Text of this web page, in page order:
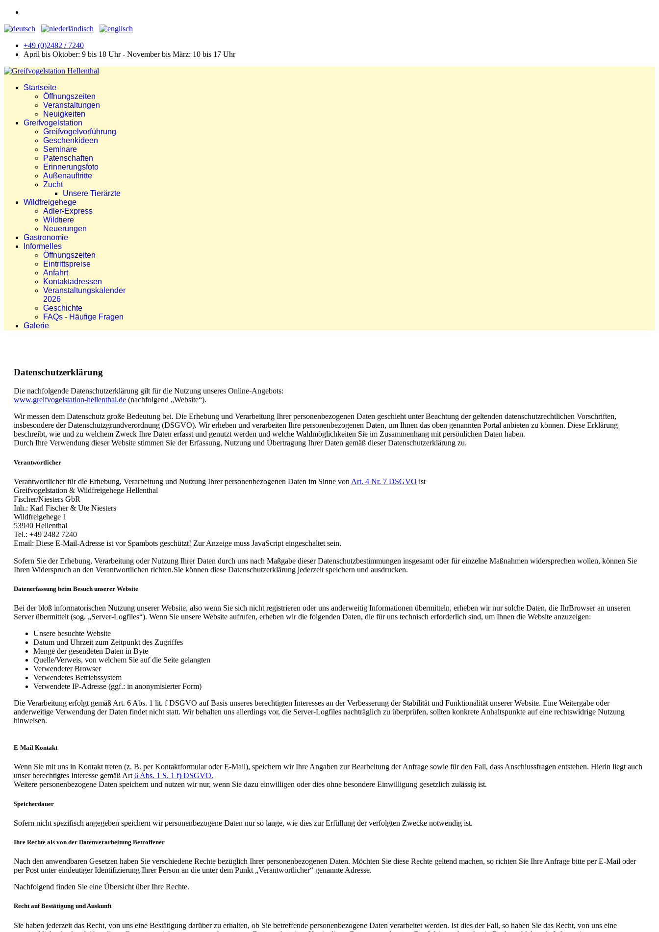
+49 (0)2482 / 7240
April bis Oktober: 9 bis 18 Uhr - November bis März: 10 bis 17 Uhr
Startseite
Öffnungszeiten
Veranstaltungen
Neuigkeiten
Greifvogelstation
Greifvogelvorführung
Geschenkideen
Seminare
Patenschaften
Erinnerungsfoto
Außenauftritte
Zucht
Unsere Tierärzte
Wildfreigehege
Adler-Express
Wildtiere
Neuerungen
Gastronomie
Informelles
Öffnungszeiten
Eintrittspreise
Anfahrt
Kontaktadressen
Veranstaltungskalender
2026
Geschichte
FAQs - Häufige Fragen
Galerie
Datenschutzerklärung
Die nachfolgende Datenschutzerklärung gilt für die Nutzung unseres Online-Angebots:
www.greifvogelstation-hellenthal.de (nachfolgend „Website“).
Wir messen dem Datenschutz große Bedeutung bei. Die Erhebung und Verarbeitung Ihrer personenbezogenen Daten geschieht unter Beachtung der geltenden datenschutzrechtlichen Vorschriften,
insbesondere der Datenschutzgrundverordnung (DSGVO). Wir erheben und verarbeiten Ihre personenbezogenen Daten, um Ihnen das oben genannten Portal anbieten zu können. Diese Erklärung
beschreibt, wie und zu welchem Zweck Ihre Daten erfasst und genutzt werden und welche Wahlmöglichkeiten Sie im Zusammenhang mit persönlichen Daten haben.
Durch Ihre Verwendung dieser Website stimmen Sie der Erfassung, Nutzung und Übertragung Ihrer Daten gemäß dieser Datenschutzerklärung zu.
Verantwortlicher
Verantwortlicher für die Erhebung, Verarbeitung und Nutzung Ihrer personenbezogenen Daten im Sinne von Art. 4 Nr. 7 DSGVO ist
Greifvogelstation & Wildfreigehege Hellenthal
Fischer/Niesters GbR
Inh.: Karl Fischer & Ute Niesters
Wildfreigehege 1
53940 Hellenthal
Tel.: +49 2482 7240
Email: Diese E-Mail-Adresse ist vor Spambots geschützt! Zur Anzeige muss JavaScript eingeschaltet sein.
Sofern Sie der Erhebung, Verarbeitung oder Nutzung Ihrer Daten durch uns nach Maßgabe dieser Datenschutzbestimmungen insgesamt oder für einzelne Maßnahmen widersprechen wollen, können Sie
Ihren Widerspruch an den Verantwortlichen richten.Sie können diese Datenschutzerklärung jederzeit speichern und ausdrucken.
Datenerfassung beim Besuch unserer Website
Bei der bloß informatorischen Nutzung unserer Website, also wenn Sie sich nicht registrieren oder uns anderweitig Informationen übermitteln, erheben wir nur solche Daten, die IhrBrowser an unseren
Server übermittelt (sog. „Server-Logfiles“). Wenn Sie unsere Website aufrufen, erheben wir die folgenden Daten, die für uns technisch erforderlich sind, um Ihnen die Website anzuzeigen:
Unsere besuchte Website
Datum und Uhrzeit zum Zeitpunkt des Zugriffes
Menge der gesendeten Daten in Byte
Quelle/Verweis, von welchem Sie auf die Seite gelangten
Verwendeter Browser
Verwendetes Betriebssystem
Verwendete IP-Adresse (ggf.: in anonymisierter Form)
Die Verarbeitung erfolgt gemäß Art. 6 Abs. 1 lit. f DSGVO auf Basis unseres berechtigten Interesses an der Verbesserung der Stabilität und Funktionalität unserer Website. Eine Weitergabe oder
anderweitige Verwendung der Daten findet nicht statt. Wir behalten uns allerdings vor, die Server-Logfiles nachträglich zu überprüfen, sollten konkrete Anhaltspunkte auf eine rechtswidrige Nutzung
hinweisen.
E-Mail Kontakt
Wenn Sie mit uns in Kontakt treten (z. B. per Kontaktformular oder E-Mail), speichern wir Ihre Angaben zur Bearbeitung der Anfrage sowie für den Fall, dass Anschlussfragen entstehen. Hierin liegt auch
unser berechtigtes Interesse gemäß Art6 Abs. 1 S. 1 f) DSGVO.
Weitere personenbezogene Daten speichern und nutzen wir nur, wenn Sie dazu einwilligen oder dies ohne besondere Einwilligung gesetzlich zulässig ist.
Speicherdauer
Sofern nicht spezifisch angegeben speichern wir personenbezogene Daten nur so lange, wie dies zur Erfüllung der verfolgten Zwecke notwendig ist.
Ihre Rechte als von der Datenverarbeitung Betroffener
Nach den anwendbaren Gesetzen haben Sie verschiedene Rechte bezüglich Ihrer personenbezogenen Daten. Möchten Sie diese Rechte geltend machen, so richten Sie Ihre Anfrage bitte per E-Mail oder
per Post unter eindeutiger Identifizierung Ihrer Person an die unter dem Punkt „Verantwortlicher“ genannte Adresse.
Nachfolgend finden Sie eine Übersicht über Ihre Rechte.
Recht auf Bestätigung und Auskunft
Sie haben jederzeit das Recht, von uns eine Bestätigung darüber zu erhalten, ob Sie betreffende personenbezogene Daten verarbeitet werden. Ist dies der Fall, so haben Sie das Recht, von uns eine